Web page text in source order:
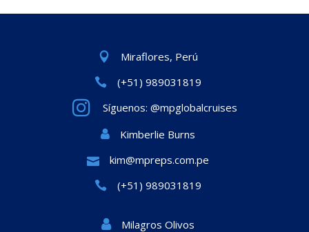
Miraflores, Perú
(+51) 989031819
Síguenos: @mpglobalcruises
Kimberlie Burns
kim@mpreps.com.pe
(+51) 989031819
Milagros Olivos